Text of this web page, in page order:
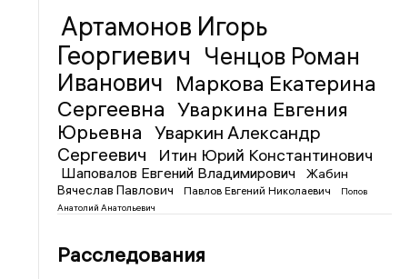
Артамонов Игорь
Георгиевич Ченцов Роман
Иванович Маркова Екатерина
Сергеевна Уваркина Евгения
Юрьевна
Уваркин Александр
Сергеевич
Итин Юрий Константинович
Шаповалов Евгений Владимирович
Жабин
Вячеслав Павлович
Павлов Евгений Николаевич
Попов
Анатолий Анатольевич
Расследования